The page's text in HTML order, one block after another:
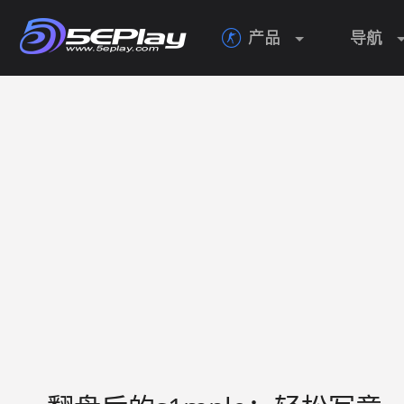
 产品 导航